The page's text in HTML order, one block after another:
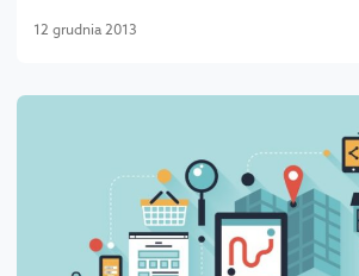
12 grudnia 2013